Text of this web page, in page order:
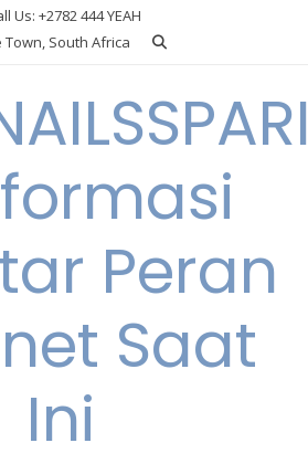
Us: +2782 444 YEAH
Town, South Africa
Peran
Saat
Ini